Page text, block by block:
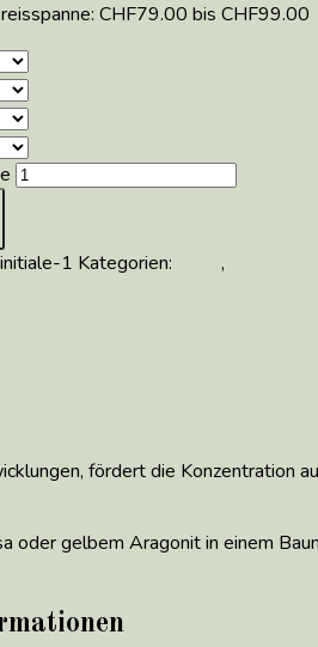
CHF79.00 bis CHF99.00
1 Kategorien: ,
fördert die Konzentration
oder gelbem Aragonit in einem